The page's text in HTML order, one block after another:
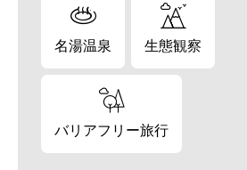
名湯温泉 生態観察
バリアフリー旅行